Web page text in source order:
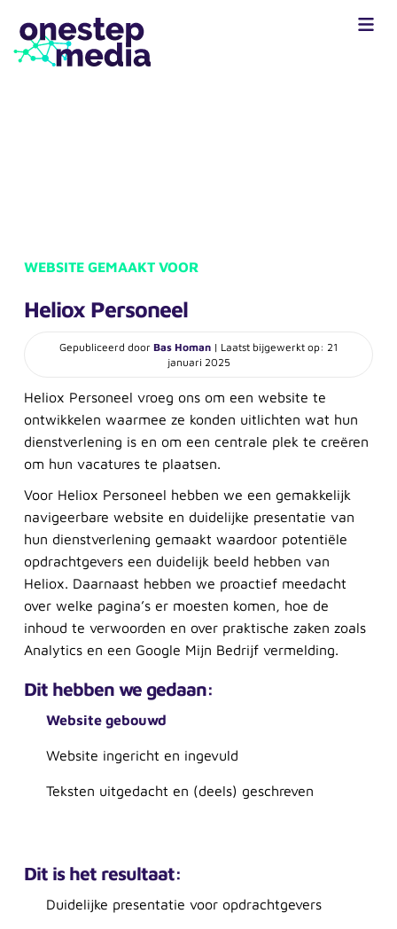
WEBSITE GEMAAKT VOOR
Heliox Personeel
Gepubliceerd door Bas Homan | Laatst bijgewerkt op: 21
januari 2025
Heliox Personeel vroeg ons om een website te
ontwikkelen waarmee ze konden uitlichten wat hun
dienstverlening is en om een centrale plek te creëren
om hun vacatures te plaatsen.
Voor Heliox Personeel hebben we een gemakkelijk
navigeerbare website en duidelijke presentatie van
hun dienstverlening gemaakt waardoor potentiële
opdrachtgevers een duidelijk beeld hebben van
Heliox. Daarnaast hebben we proactief meedacht
over welke pagina’s er moesten komen, hoe de
inhoud te verwoorden en over praktische zaken zoals
Analytics en een Google Mijn Bedrijf vermelding.
Dit hebben we gedaan:
Website gebouwd
Website ingericht en ingevuld
Teksten uitgedacht en (deels) geschreven
Dit is het resultaat:
Duidelijke presentatie voor opdrachtgevers